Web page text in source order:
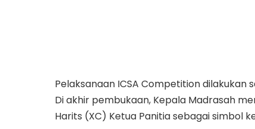
Pelaksanaan ICSA Competition dilakukan
Di akhir pembukaan, Kepala Madrasah
Harits (XC) Ketua Panitia sebagai simbol